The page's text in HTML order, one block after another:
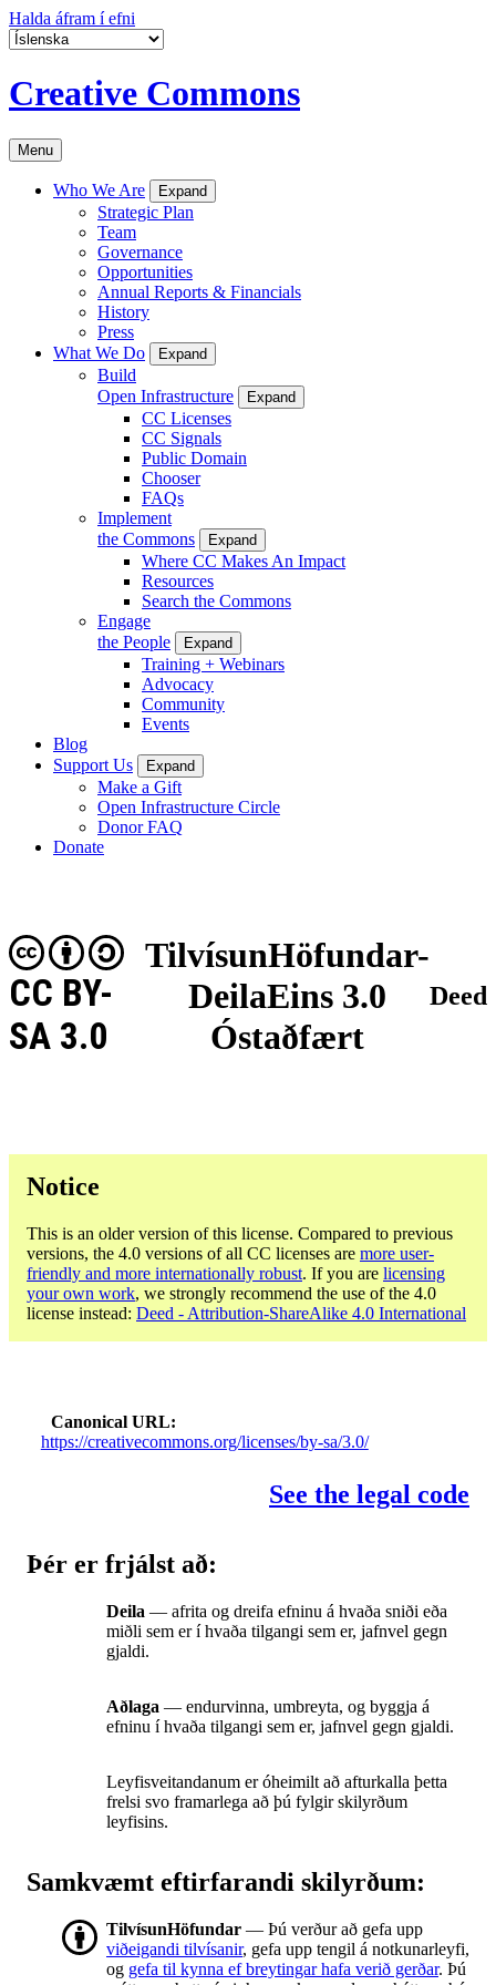
Halda áfram í efni
Creative Commons
Menu
Who We Are Expand
Strategic Plan
Team
Governance
Opportunities
Annual Reports & Financials
History
Press
What We Do
Expand
Build
Open Infrastructure
Expand
CC Licenses
CC Signals
Public Domain
Chooser
FAQs
Implement
the Commons
Expand
Where CC Makes An Impact
Resources
Search the Commons
Engage
the People
Expand
Training + Webinars
Advocacy
Community
Events
Blog
Support Us
Expand
Make a Gift
Open Infrastructure Circle
Donor FAQ
Donate
TilvísunHöfundar-
DeilaEins 3.0
Óstaðfært
CC BY-
SA 3.0
Deed
Notice
This is an older version of this license. Compared to previous
versions, the 4.0 versions of all CC licenses are more user-
friendly and more internationally robust. If you are licensing
your own work, we strongly recommend the use of the 4.0
license instead: Deed - Attribution-ShareAlike 4.0 International
Canonical URL
https://creativecommons.org/licenses/by-sa/3.0/
See the legal code
Þér er frjálst að:
Deila — afrita og dreifa efninu á hvaða sniði eða
miðli sem er í hvaða tilgangi sem er, jafnvel gegn
gjaldi.
Aðlaga — endurvinna, umbreyta, og byggja á
efninu í hvaða tilgangi sem er, jafnvel gegn gjaldi.
Leyfisveitandanum er óheimilt að afturkalla þetta
frelsi svo framarlega að þú fylgir skilyrðum
leyfisins.
Samkvæmt eftirfarandi skilyrðum:
TilvísunHöfundar — Þú verður að gefa upp
viðeigandi tilvísanir, gefa upp tengil á notkunarleyfi,
og gefa til kynna ef breytingar hafa verið gerðar. Þú